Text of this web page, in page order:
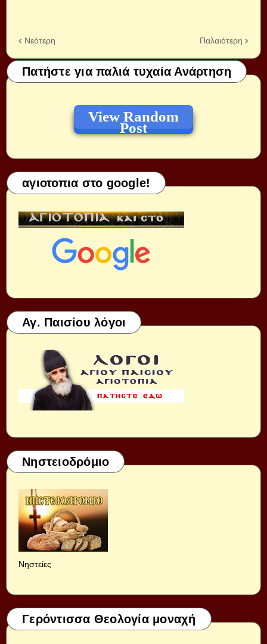
Νεότερη Παλαιότερη
Πατήστε για παλιά τυχαία Ανάρτηση
View Random
Post
αγιοτοπια στο google!
Αγ. Παισίου λόγοι
Νηστειοδρόμιο
Νηστείες
Γερόντισσα Θεολογία μοναχή